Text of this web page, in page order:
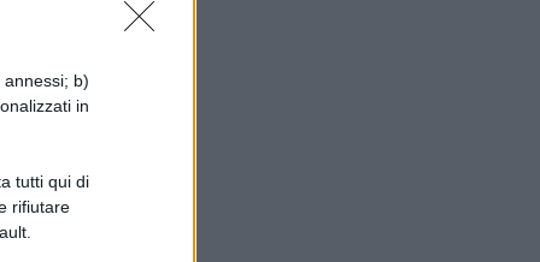
b)
in
tutti qui di
rifiutare